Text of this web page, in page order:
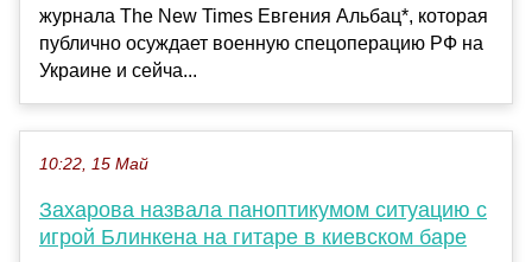
журнала The New Times Евгения Альбац*, которая
публично осуждает военную спецоперацию РФ на
Украине и сейча...
10:22, 15 Май
Захарова назвала паноптикумом ситуацию с
игрой Блинкена на гитаре в киевском баре